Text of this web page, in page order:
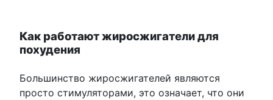
Как работают жиросжигатели для
похудения
Большинство жиросжигателей являются
просто стимуляторами, это означает, что они